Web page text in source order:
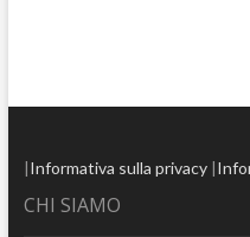
|Informativa sulla privacy|
CHI SIAMO